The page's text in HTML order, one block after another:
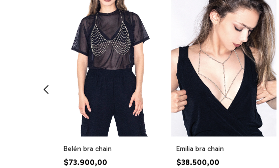
Belén bra chain
$73.900,00
Emilia bra chain
$38.500,00